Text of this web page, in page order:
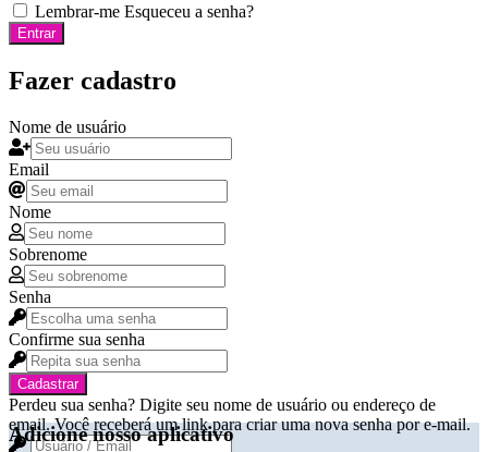
Lembrar-me Esqueceu a senha?
Entrar
Fazer cadastro
Nome de usuário
Email
Nome
Sobrenome
Senha
Confirme sua senha
Cadastrar
Perdeu sua senha? Digite seu nome de usuário ou endereço de
email. Você receberá um link para criar uma nova senha por e-mail.
Adicione nosso aplicativo